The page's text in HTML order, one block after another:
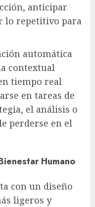
anticipar
lo repetitivo para
automática
contextual
tiempo real
en tareas de
el análisis o
perderse en el
Humano
con un diseño
ligeros y